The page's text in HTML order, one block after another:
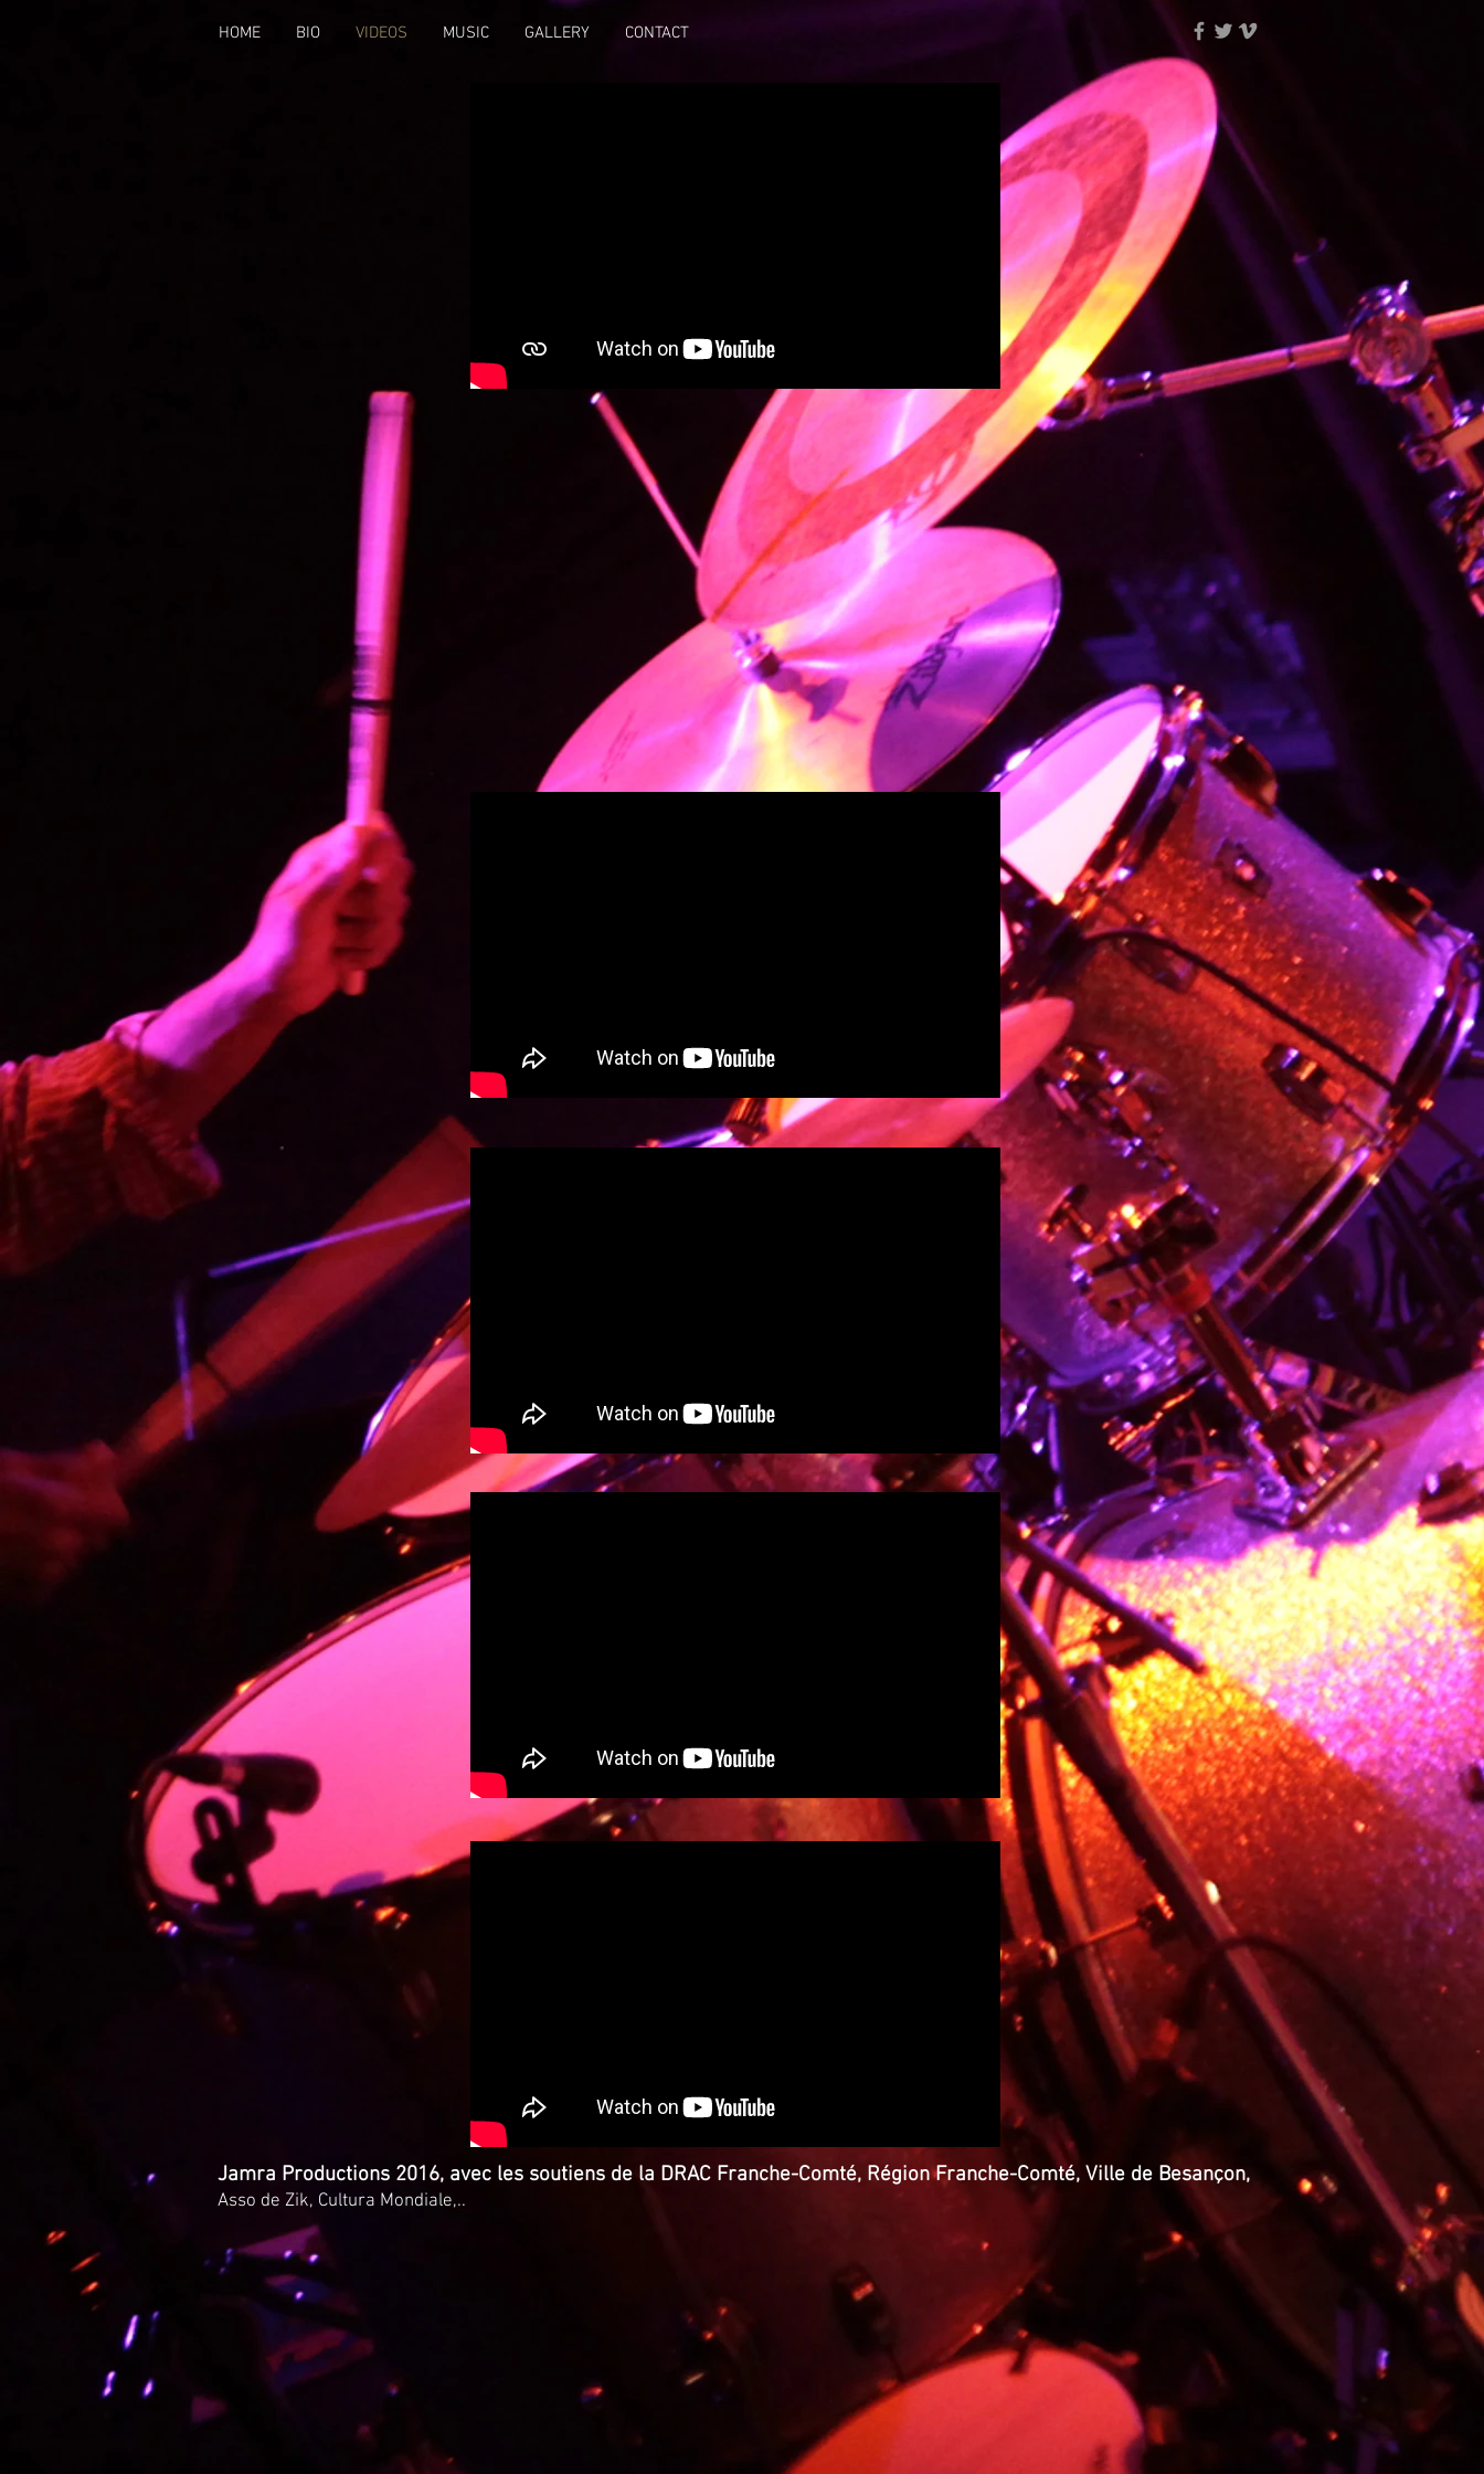
HOME BIO VIDEOS MUSIC GALLERY CONTACT
Jamra Productions 2016, avec les soutiens de la DRAC Franche-Comté, Région Franche-Comté, Ville de Besançon,
Asso de Zik, Cultura Mondiale,..